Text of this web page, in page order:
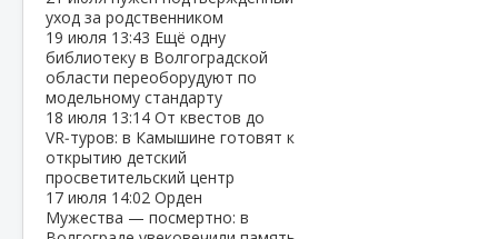
уход за родственником
19 июля 13:43 Ещё одну
библиотеку в Волгоградской
области переоборудуют по
модельному стандарту
18 июля 13:14 От квестов до
VR‑туров: в Камышине готовят к
открытию детский
просветительский центр
17 июля 14:02 Орден
Мужества — посмертно: в